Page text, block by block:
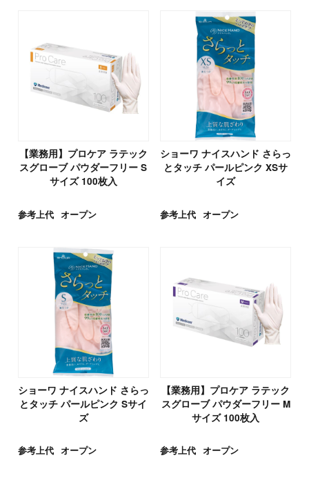
【業務用】プロケア ラテック
スグローブ パウダーフリー S
サイズ 100枚入
参考上代 オープン
ショーワ ナイスハンド さらっ
とタッチ パールピンク XSサ
イズ
参考上代 オープン
ショーワ ナイスハンド さらっ
とタッチ パールピンク Sサイ
ズ
参考上代 オープン
【業務用】プロケア ラテック
スグローブ パウダーフリー M
サイズ 100枚入
参考上代 オープン